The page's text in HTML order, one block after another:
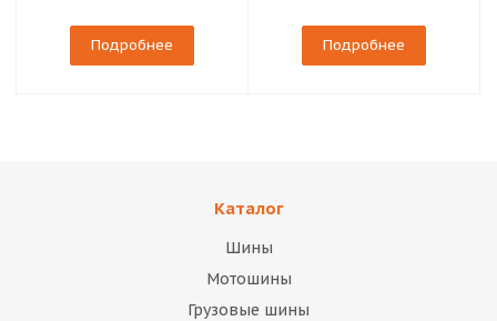
Подробнее Подробнее
Каталог
Шины
Мотошины
Грузовые шины